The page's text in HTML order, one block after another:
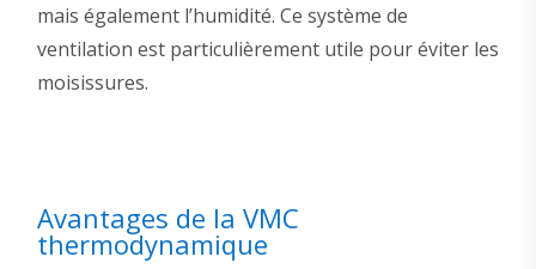
mais également l’humidité. Ce système de
ventilation est particulièrement utile pour éviter les
moisissures.
Avantages de la VMC
thermodynamique